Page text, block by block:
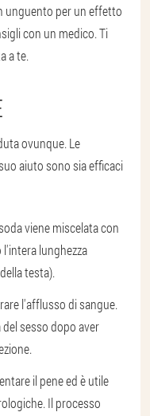
unguento per un effetto
con un medico. Ti
a te.
ovunque. Le
aiuto sono sia efficaci
viene miscelata con
l'intera lunghezza
testa).
l'afflusso di sangue.
sesso dopo aver
il pene ed è utile
Il processo